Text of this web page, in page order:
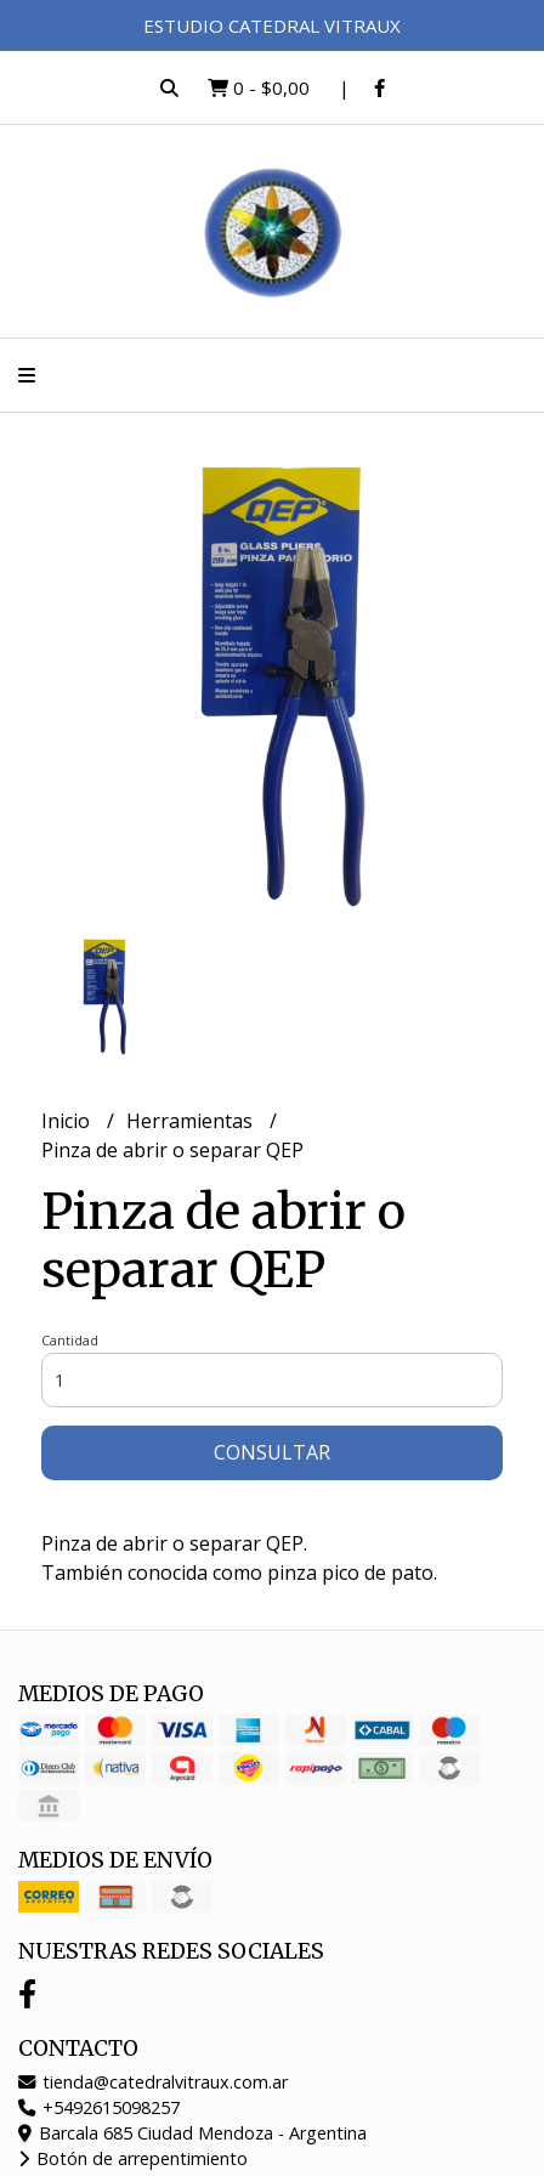
ESTUDIO CATEDRAL VITRAUX
0 - $0,00
Inicio
Herramientas
Pinza de abrir o separar QEP
Pinza de abrir o
separar QEP
Cantidad
CONSULTAR
Pinza de abrir o separar QEP.
También conocida como pinza pico de pato.
MEDIOS DE PAGO
MEDIOS DE ENVÍO
NUESTRAS REDES SOCIALES
CONTACTO
tienda@catedralvitraux.com.ar
+5492615098257
Barcala 685 Ciudad Mendoza - Argentina
Botón de arrepentimiento